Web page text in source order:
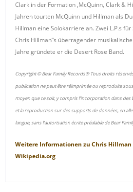
Clark in der Formation ,McQuinn, Clark &
Jahren tourten McQuinn und Hillman als
Hillman eine Solokarriere an. Zwei L.P.s
Chris Hillman”s überragender
Jahre gründete er die Desert Rose Band.
Copyright © Bear Family Records® Tous droits
publication ne peut être réimprimée ou reproduite
moyen que ce soit, y compris l'incorporation dans des
et la reproduction sur des supports de données, en
langue, sans l'autorisation écrite préalable de Bear
Weitere Informationen zu Chris Hillman
Wikipedia.org